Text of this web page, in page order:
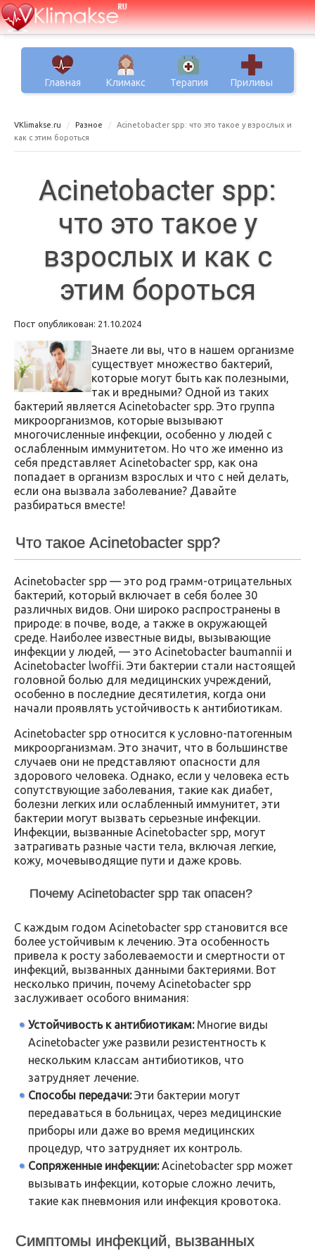
Главная Климакс Терапия Приливы
VKlimakse.ru Разное
Acinetobacter spp: что это такое у взрослых и
как с этим бороться
Acinetobacter spp:
что это такое у
взрослых и как с
этим бороться
Пост опубликован: 21.10.2024
Знаете ли вы, что в нашем организме
существует множество бактерий,
которые могут быть как полезными,
так и вредными? Одной из таких
бактерий является Acinetobacter spp. Это группа
микроорганизмов, которые вызывают
многочисленные инфекции, особенно у людей с
ослабленным иммунитетом. Но что же именно из
себя представляет Acinetobacter spp, как она
попадает в организм взрослых и что с ней делать,
если она вызвала заболевание? Давайте
разбираться вместе!
Что такое Acinetobacter spp?
Acinetobacter spp — это род грамм-отрицательных
бактерий, который включает в себя более 30
различных видов. Они широко распространены в
природе: в почве, воде, а также в окружающей
среде. Наиболее известные виды, вызывающие
инфекции у людей, — это Acinetobacter baumannii и
Acinetobacter lwoffii. Эти бактерии стали настоящей
головной болью для медицинских учреждений,
особенно в последние десятилетия, когда они
начали проявлять устойчивость к антибиотикам.
Acinetobacter spp относится к условно-патогенным
микроорганизмам. Это значит, что в большинстве
случаев они не представляют опасности для
здорового человека. Однако, если у человека есть
сопутствующие заболевания, такие как диабет,
болезни легких или ослабленный иммунитет, эти
бактерии могут вызвать серьезные инфекции.
Инфекции, вызванные Acinetobacter spp, могут
затрагивать разные части тела, включая легкие,
кожу, мочевыводящие пути и даже кровь.
Почему Acinetobacter spp так опасен?
С каждым годом Acinetobacter spp становится все
более устойчивым к лечению. Эта особенность
привела к росту заболеваемости и смертности от
инфекций, вызванных данными бактериями. Вот
несколько причин, почему Acinetobacter spp
заслуживает особого внимания:
Устойчивость к антибиотикам:Многие виды
Acinetobacter уже развили резистентность к
нескольким классам антибиотиков, что
затрудняет лечение.
Способы передачи:Эти бактерии могут
передаваться в больницах, через медицинские
приборы или даже во время медицинских
процедур, что затрудняет их контроль.
Сопряженные инфекции:Acinetobacter spp может
вызывать инфекции, которые сложно лечить,
такие как пневмония или инфекция кровотока.
Симптомы инфекций, вызванных